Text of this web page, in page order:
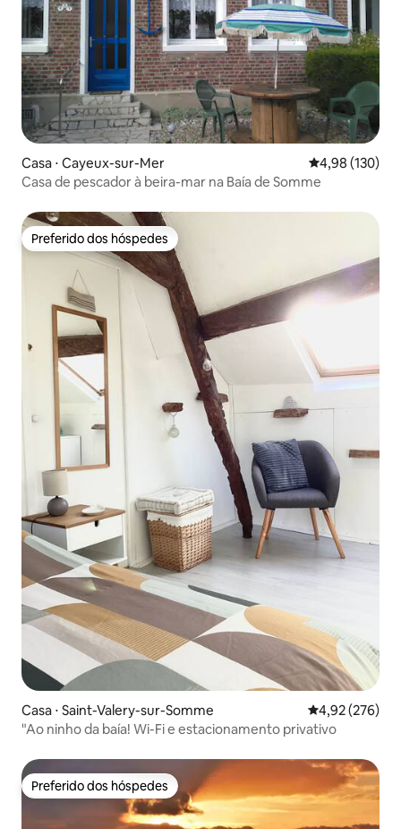
Casa ⋅ Cayeux-sur-Mer 4,98 de uma
4,98 (130)
Casa de pescador à beira-mar na Baía de Somme
Preferido dos hóspedes
Preferido dos hóspedes
Casa ⋅ Saint-Valery-sur-Somme 4,92 de uma
4,92 (276)
"Ao ninho da baía! Wi-Fi e estacionamento privativo
Preferido dos hóspedes
Preferido dos hóspedes